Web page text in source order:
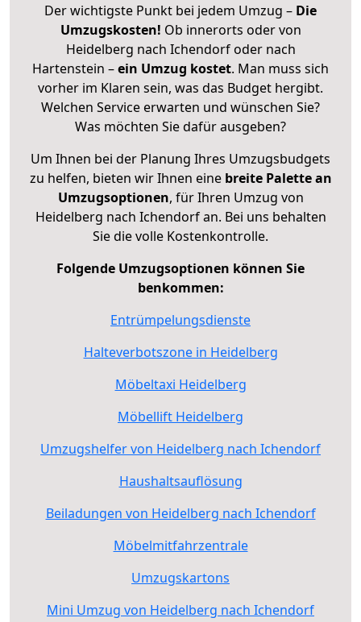
Der wichtigste Punkt bei jedem Umzug – Die
Umzugskosten! Ob innerorts oder von
Heidelberg nach Ichendorf oder nach
Hartenstein –ein Umzug kostet. Man muss sich
vorher im Klaren sein, was das Budget hergibt.
Welchen Service erwarten und wünschen Sie?
Was möchten Sie dafür ausgeben?
Um Ihnen bei der Planung Ihres Umzugsbudgets
zu helfen, bieten wir Ihnen eine breite Palette an
Umzugsoptionen, für Ihren Umzug von
Heidelberg nach Ichendorf an. Bei uns behalten
Sie die volle Kostenkontrolle.
Folgende Umzugsoptionen können Sie
benkommen:
Entrümpelungsdienste
Halteverbotszone in Heidelberg
Möbeltaxi Heidelberg
Möbellift Heidelberg
Umzugshelfer von Heidelberg nach Ichendorf
Haushaltsauflösung
Beiladungen von Heidelberg nach Ichendorf
Möbelmitfahrzentrale
Umzugskartons
Mini Umzug von Heidelberg nach Ichendorf